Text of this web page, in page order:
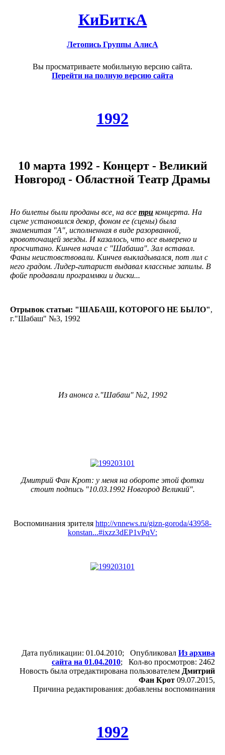
КиБиткА
Летопись Группы АлисА
Вы просматриваете мобильную версию сайта.
Перейти на полную версию сайта
1992
10 марта 1992 - Концерт - Великий
Новгород - Областной Театр Драмы
Но билеты были проданы все, на все три концерта. На
сцене установился декор, фоном ее (сцены) была
знаменитая "А", исполненная в виде разорванной,
кровоточащей звезды. И казалось, что все выверено и
просчитано. Кинчев начал с "Шабаша". Зал вставал.
Фаны неистовствовали. Кинчев выкладывался, пот лил с
него градом. Лидер-гитарист выдавал классные запилы. В
фойе продавали программки и диски...
Отрывок статьи: "ШАБАШ, КОТОРОГО НЕ БЫЛО",
г."Шабаш" №3, 1992
Из анонса г."Шабаш" №2, 1992
Дмитрий Фан Крот: у меня на обороте этой фотки
стоит подпись "10.03.1992 Новгород Великий".
Воспоминания зрителя http://vnnews.ru/gizn-goroda/43958-
konstan...#ixzz3dEP1vPqV:
Дата публикации: 01.04.2010; Опубликовал Из архива
сайта на 01.04.2010; Кол-во просмотров: 2462
Новость была отредактирована пользователем Дмитрий
Фан Крот 09.07.2015,
Причина редактирования: добавлены воспоминания
1992